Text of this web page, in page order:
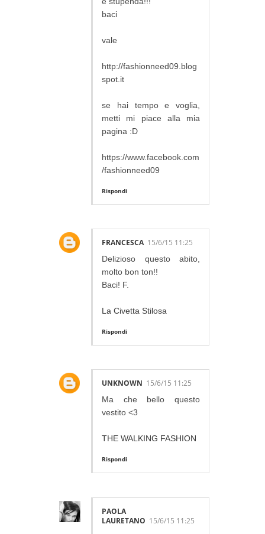
baci
vale
http://fashionneed09.blog
spot.it
se hai tempo e voglia,
metti mi piace alla mia
pagina :D
https://www.facebook.com
/fashionneed09
Rispondi
FRANCESCA 15/6/15 11:25
Delizioso questo abito,
molto bon ton!!
Baci! F.
La Civetta Stilosa
Rispondi
UNKNOWN 15/6/15 11:25
Ma che bello questo
vestito <3
THE WALKING FASHION
Rispondi
PAOLA
LAURETANO 15/6/15 11:25